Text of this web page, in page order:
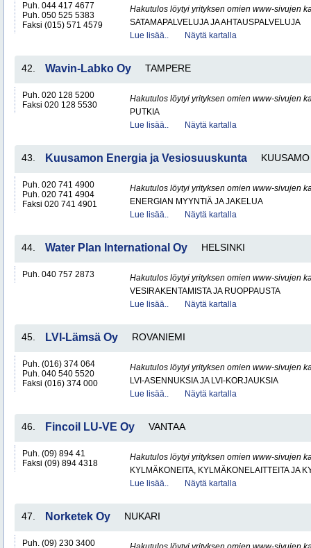
Puh. 044 417 4677
Puh. 050 525 5383
Faksi (015) 571 4579
Hakutulos löytyi yrityksen omien www-sivujen
SATAMAPALVELUJA JA AHTAUSPALVELUJA
Lue lisää..
Näytä kartalla
42. Wavin-Labko Oy TAMPERE
Puh. 020 128 5200
Faksi 020 128 5530
Hakutulos löytyi yrityksen omien www-sivujen
PUTKIA
Lue lisää..
Näytä kartalla
43. Kuusamon Energia ja Vesiosuuskunta KUUSAMO
Puh. 020 741 4900
Puh. 020 741 4904
Faksi 020 741 4901
Hakutulos löytyi yrityksen omien www-sivujen
ENERGIAN MYYNTIÄ JA JAKELUA
Lue lisää..
Näytä kartalla
44. Water Plan International Oy HELSINKI
Puh. 040 757 2873
Hakutulos löytyi yrityksen omien www-sivujen
VESIRAKENTAMISTA JA RUOPPAUSTA
Lue lisää..
Näytä kartalla
45. LVI-Lämsä Oy ROVANIEMI
Puh. (016) 374 064
Puh. 040 540 5520
Faksi (016) 374 000
Hakutulos löytyi yrityksen omien www-sivujen
LVI-ASENNUKSIA JA LVI-KORJAUKSIA
Lue lisää..
Näytä kartalla
46. Fincoil LU-VE Oy VANTAA
Puh. (09) 894 41
Faksi (09) 894 4318
Hakutulos löytyi yrityksen omien www-sivujen
KYLMÄKONEITA, KYLMÄKONELAITTEITA JA
Lue lisää..
Näytä kartalla
47. Norketek Oy NUKARI
Puh. (09) 230 3400